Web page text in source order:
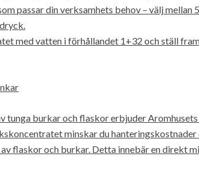
passar din verksamhets behov – välj mellan
med vatten i förhållandet 1+32 och ställ
tunga burkar och flaskor erbjuder
minskar du
flaskor och burkar. Detta innebär en direkt